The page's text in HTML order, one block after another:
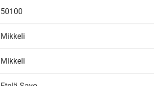
50100
Mikkeli
Mikkeli